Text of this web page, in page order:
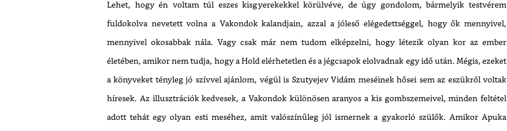
Lehet, hogy én voltam túl eszes kisgyerekekkel körülvéve, de úgy gondolom, bármelyik testvérem
fuldokolva nevetett volna a Vakondok kalandjain, azzal a jóleső elégedettséggel, hogy ők mennyivel,
mennyivel okosabbak nála. Vagy csak már nem tudom elképzelni, hogy létezik olyan kor az ember
életében, amikor nem tudja, hogy a Hold elérhetetlen és a jégcsapok elolvadnak egy idő után. Mégis, ezeket
a könyveket tényleg jó szívvel ajánlom, végül is Szutyejev Vidám meséinek hősei sem az eszükről voltak
híresek. Az illusztrációk kedvesek, a Vakondok különösen aranyos a kis gombszemeivel, minden feltétel
adott tehát egy olyan esti meséhez, amit valószínűleg jól ismernek a gyakorló szülők. Amikor Apuka